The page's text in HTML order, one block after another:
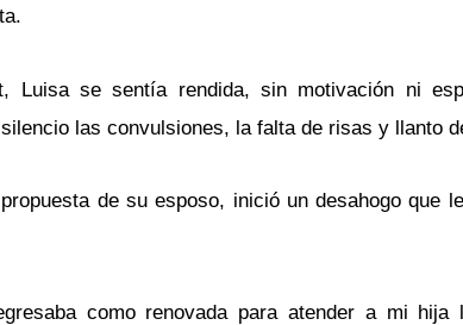
Luisa se sentía rendida, sin motivación ni
las convulsiones, la falta de risas y llanto
de su esposo, inició un desahogo que
como renovada para atender a mi hija